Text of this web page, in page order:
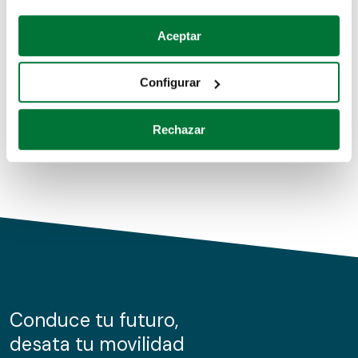
Si lo permite, también quisiéramos:
Recopilar información sobre su ubicación geográfica
Identificar su dispositivo analizándolo activamente
para buscar características específicas (huellas
Obtenga más información sobre cómo se procesan sus
de cookies.
información sobre el uso que haga del sitio web con
nuestros partners de redes sociales, publicidad y análisis
Aceptar
Configurar
Rechazar
Coches de segunda mano
Coches de km0
Conduce tu futuro,
desata tu movilidad